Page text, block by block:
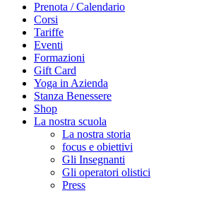
Prenota / Calendario
Corsi
Tariffe
Eventi
Formazioni
Gift Card
Yoga in Azienda
Stanza Benessere
Shop
La nostra scuola
La nostra storia
focus e obiettivi
Gli Insegnanti
Gli operatori olistici
Press